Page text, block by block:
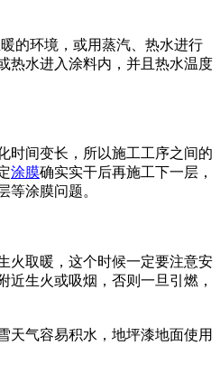
的环境，或用蒸汽、热水进行
热水进入涂料内，并且热水温度
时间变长，所以施工工序之间的
涂膜确实实干后再施工下一层，
等涂膜问题。
火取暖，这个时候一定要注意安
近生火或吸烟，否则一旦引燃，
天气容易积水，地坪漆地面使用